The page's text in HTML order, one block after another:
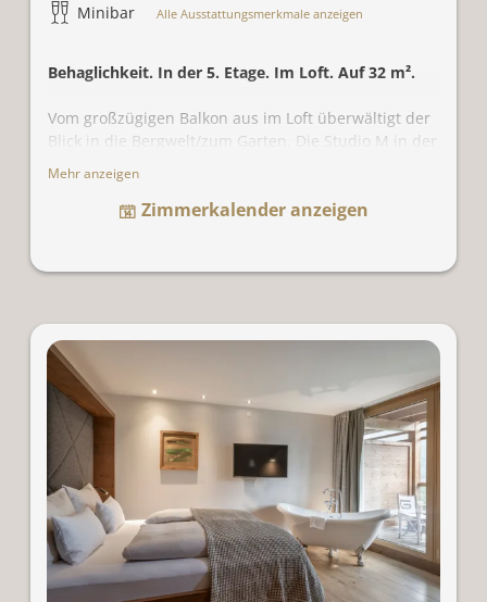
Minibar
Alle Ausstattungsmerkmale anzeigen
Behaglichkeit. In der 5. Etage. Im Loft. Auf 32 m².
Vom großzügigen Balkon aus im Loft überwältigt der
Blick in die Bergwelt/zum Garten. Die Studio M in der
wohliges Raumgefühl. Ein komfortables Day Bed und
ein gemütlicher Schaukelstuhl vollenden das
einem Zustellbett erweitert.
Mehr anzeigen
Zimmerkalender anzeigen